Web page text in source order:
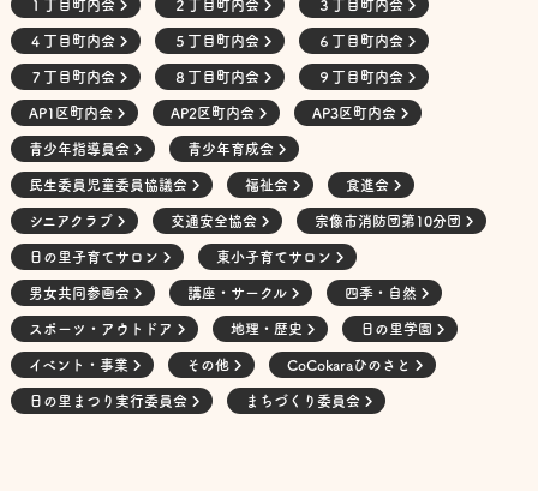
１丁目町内会 ２丁目町内会 ３丁目町内会
４丁目町内会 ５丁目町内会 ６丁目町内会
７丁目町内会 ８丁目町内会 ９丁目町内会
AP1区町内会 AP2区町内会 AP3区町内会
青少年指導員会 青少年育成会
民生委員児童委員協議会 福祉会 食進会
シニアクラブ 交通安全協会 宗像市消防団第10分団
日の里子育てサロン 東小子育てサロン
男女共同参画会 講座・サークル 四季・自然
スポーツ・アウトドア 地理・歴史 日の里学園
イベント・事業 その他 CoCokaraひのさと
日の里まつり実行委員会 まちづくり委員会